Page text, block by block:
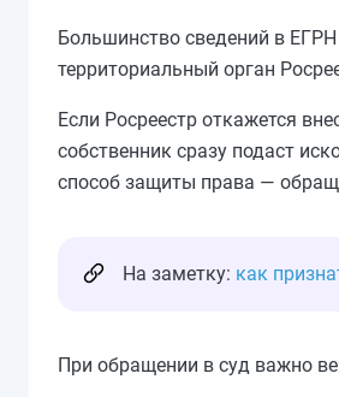
Большинство сведений в
территориальный орган
Если Росреестр откажется
собственник сразу подаст
способ защиты права —
На заметку: как
При обращении в суд важно